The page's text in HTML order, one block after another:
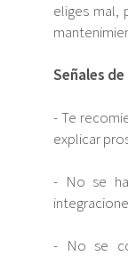
eliges mal,
Señales
- Te
explicar
- No se
- No se